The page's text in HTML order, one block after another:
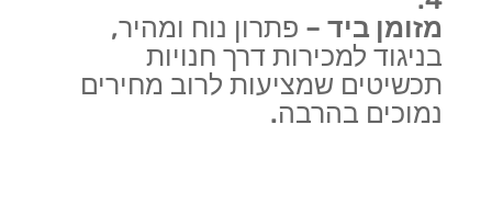
מזומן ביד– פתרון נוח ומהיר,
בניגוד למכירות דרך חנויות
תכשיטים שמציעות לרוב מחירים
נמוכים בהרבה.